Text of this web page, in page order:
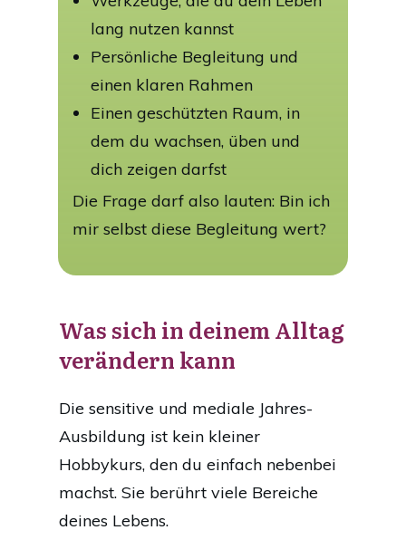
lang nutzen kannst
Persönliche Begleitung und
einen klaren Rahmen
Einen geschützten Raum, in
dem du wachsen, üben und
dich zeigen darfst
Die Frage darf also lauten: Bin ich
mir selbst diese Begleitung wert?
Was sich in deinem Alltag
verändern kann
Die sensitive und mediale Jahres-
Ausbildung ist kein kleiner
Hobbykurs, den du einfach nebenbei
machst. Sie berührt viele Bereiche
deines Lebens.